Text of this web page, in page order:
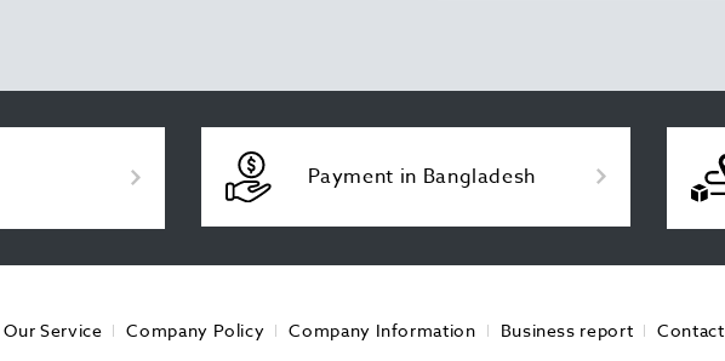
Payment in Bangladesh
Our Service Company Policy Company Information Business report Contact